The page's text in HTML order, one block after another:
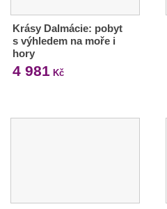
Krásy Dalmácie: pobyt
s výhledem na moře i
hory
4 981 Kč